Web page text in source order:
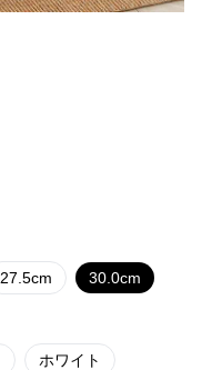
27.5cm 30.0cm
ホワイト